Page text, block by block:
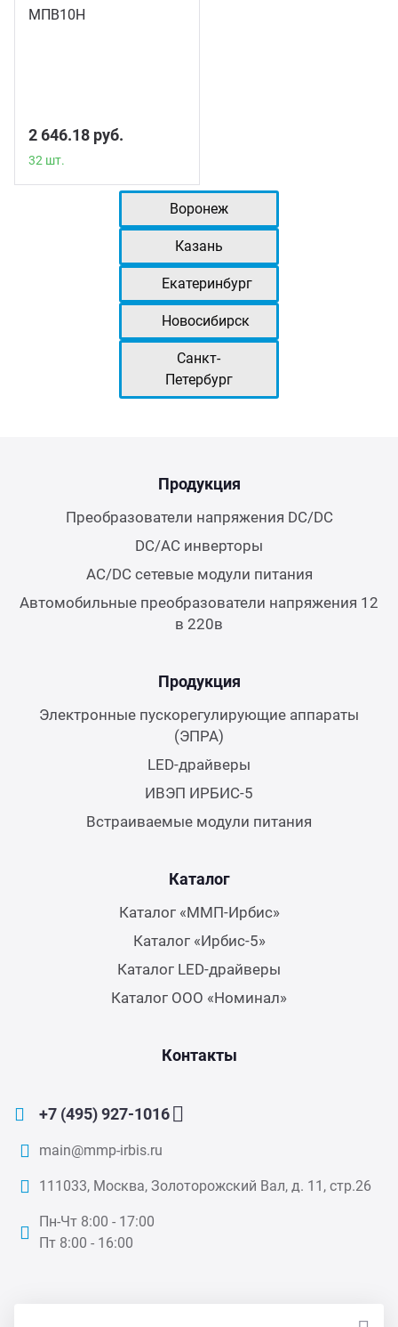
МПВ10Н
2 646.18 руб.
32 шт.
Воронеж
Казань
Екатеринбург
Новосибирск
Санкт-
Петербург
Продукция
Преобразователи напряжения DC/DC
DC/AC инверторы
AC/DC сетевые модули питания
Автомобильные преобразователи напряжения 12
в 220в
Продукция
Электронные пускорегулирующие аппараты
(ЭПРА)
LED-драйверы
ИВЭП ИРБИС-5
Встраиваемые модули питания
Каталог
Каталог «ММП-Ирбис»
Каталог «Ирбис-5»
Каталог LED-драйверы
Каталог ООО «Номинал»
Контакты
+7 (495) 927-1016
main@mmp-irbis.ru
111033, Москва, Золоторожский Вал, д. 11, стр.26
Пн-Чт 8:00 - 17:00
Пт 8:00 - 16:00